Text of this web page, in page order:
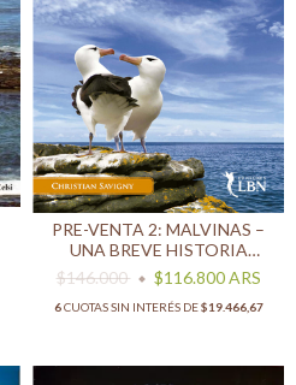
PRE-VENTA 2: MALVINAS –
UNA BREVE HISTORIA
NATURAL - 20%OFF + 6
CUOTAS - ENVÍOS A PARTIR
DEL 12/08
$146.000 $116.800ARS
6CUOTAS SIN INTERÉS DE$19.466,67